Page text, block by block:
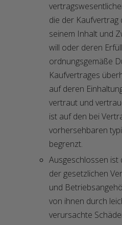
die der Kaufvertrag
seinem Inhalt und
will oder deren
ordnungsgemäße
Kaufvertrages
auf deren
vertraut und
ist auf den bei
vorhersehbaren
begrenzt.
Ausgeschlossen
der gesetzlichen
und
von ihnen durch
verursachte